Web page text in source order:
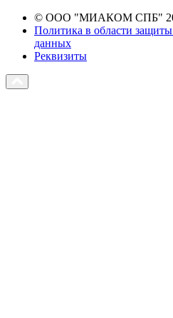
© ООО "МИАКОМ СПБ"
Политика в области
данных
Реквизиты